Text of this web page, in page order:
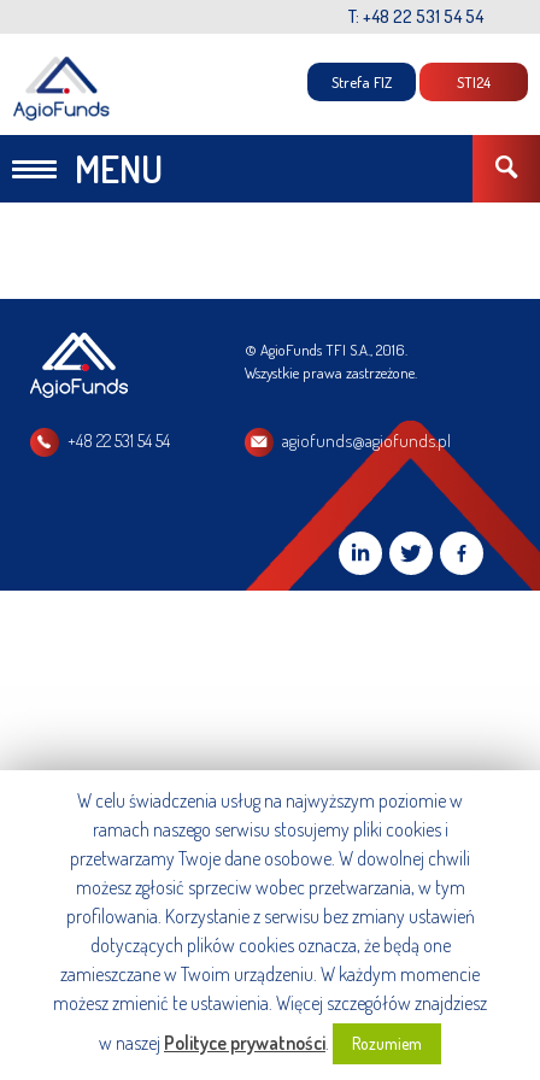
T: +48 22 531 54 54
MENU
Strefa FIZ STI24
© AgioFunds TFI S.A., 2016.
Wszystkie prawa zastrzeżone.
+48 22 531 54 54 agiofunds@agiofunds.pl
W celu świadczenia usług na najwyższym poziomie w
ramach naszego serwisu stosujemy pliki cookies i
przetwarzamy Twoje dane osobowe. W dowolnej chwili
możesz zgłosić sprzeciw wobec przetwarzania, w tym
profilowania. Korzystanie z serwisu bez zmiany ustawień
dotyczących plików cookies oznacza, że będą one
zamieszczane w Twoim urządzeniu. W każdym momencie
możesz zmienić te ustawienia. Więcej szczegółów znajdziesz
w naszej Polityce prywatności. Rozumiem